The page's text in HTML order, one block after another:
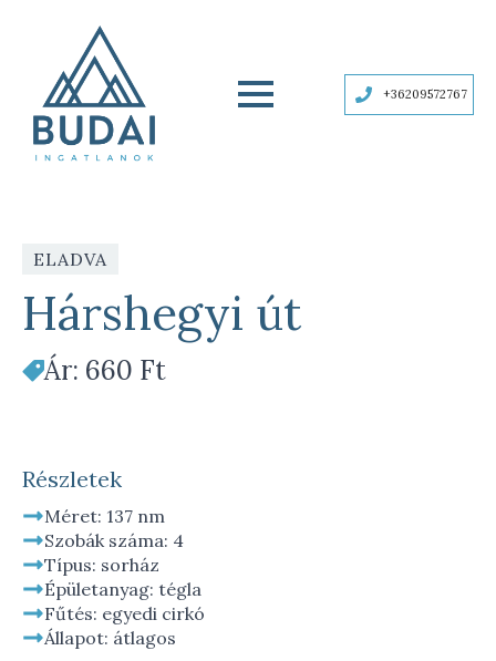
+36209572767
ELADVA
Hárshegyi út
Ár: 660 Ft
Részletek
Méret: 137 nm
Szobák száma: 4
Típus: sorház
Épületanyag: tégla
Fűtés: egyedi cirkó
Állapot: átlagos